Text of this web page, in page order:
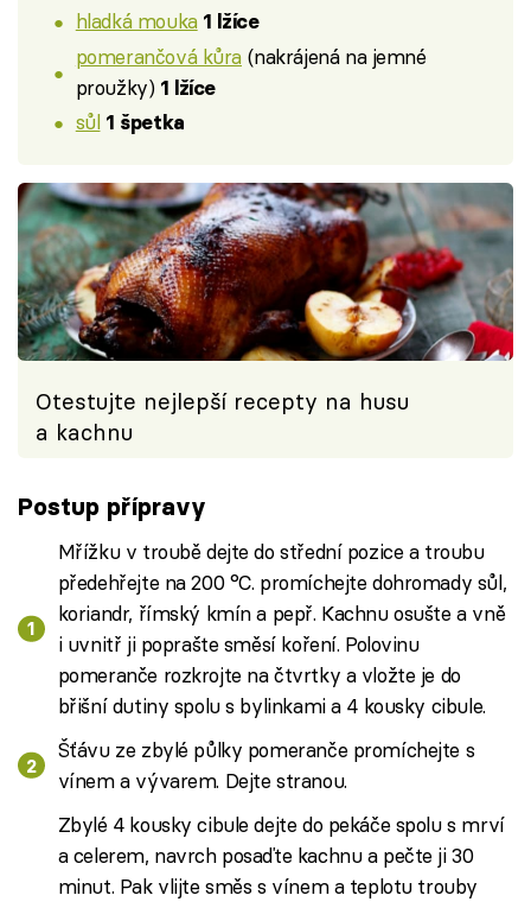
hladká mouka 1 lžíce
pomerančová kůra (nakrájená na jemné
proužky) 1 lžíce
sůl 1 špetka
Otestujte nejlepší recepty na husu
a kachnu
Postup přípravy
Mřížku v troubě dejte do střední pozice a troubu
předehřejte na 200 °C. promíchejte dohromady sůl,
koriandr, římský kmín a pepř. Kachnu osušte a vně
i uvnitř ji poprašte směsí koření. Polovinu
pomeranče rozkrojte na čtvrtky a vložte je do
břišní dutiny spolu s bylinkami a 4 kousky cibule.
Šťávu ze zbylé půlky pomeranče promíchejte s
vínem a vývarem. Dejte stranou.
Zbylé 4 kousky cibule dejte do pekáče spolu s mrví
a celerem, navrch posaďte kachnu a pečte ji 30
minut. Pak vlijte směs s vínem a teplotu trouby